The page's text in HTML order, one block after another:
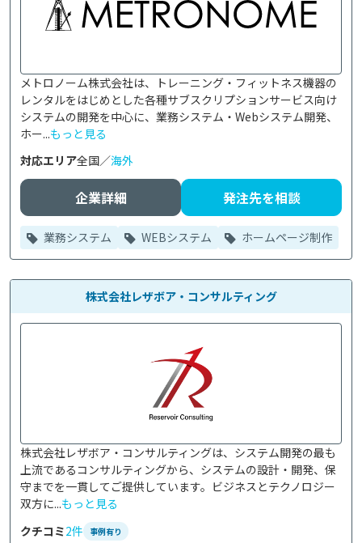
メトロノーム株式会社は、トレーニング・フィットネス機器の
レンタルをはじめとした各種サブスクリプションサービス向け
システムの開発を中心に、業務システム・Webシステム開発、
ホー...もっと見る
対応エリア全国／海外
企業詳細 発注先を相談
業務システム WEBシステム ホームページ制作
株式会社レザボア・コンサルティング
株式会社レザボア・コンサルティングは、システム開発の最も
上流であるコンサルティングから、システムの設計・開発、保
守までを一貫してご提供しています。ビジネスとテクノロジー
双方に...もっと見る
クチコミ2件 事例有り